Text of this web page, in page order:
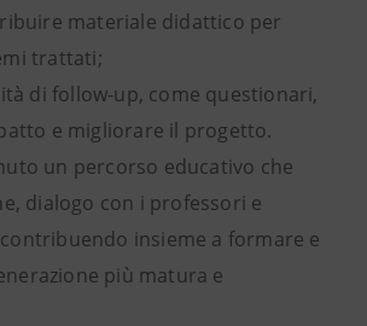
materiale didattico per
trattati;
di follow-up, come questionari,
e migliorare il progetto.
un percorso educativo che
dialogo con i professori e
insieme a formare e
più matura e